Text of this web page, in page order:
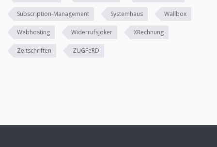
Subscription-Management Systemhaus Wallbox
Webhosting Widerrufsjoker XRechnung
Zeitschriften ZUGFeRD